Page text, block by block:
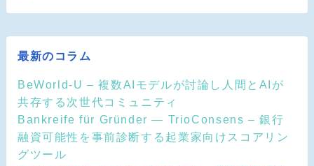
最新のコラム
BeWorld-U – 複数AIモデルが討論し人間とAIが
共存する次世代コミュニティ
Bankreife für Gründer — TrioConsens – 銀行
融資可能性を事前診断する起業家向けスコアリン
グツール